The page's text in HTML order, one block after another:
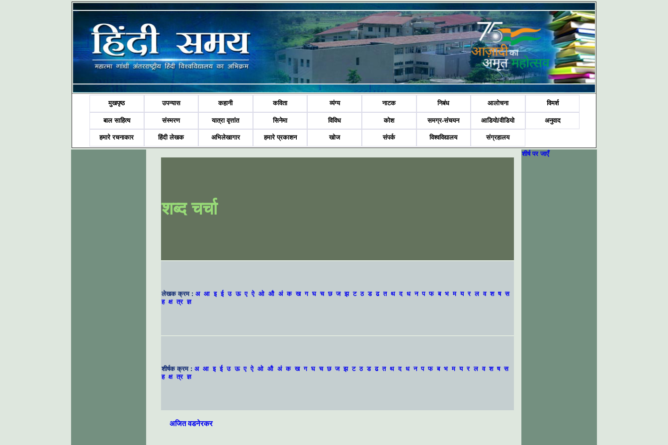
मुखपृष्ठ उपन्यास कहानी कविता व्यंग्य नाटक निबंध आलोचना विमर्श
बाल साहित्य संस्मरण यात्रा वृत्तांत सिनेमा विविध कोश समग्र-संचयन आडियो/वीडियो अनुवाद
हमारे रचनाकार हिंदी लेखक अभिलेखागार हमारे प्रकाशन खोज संपर्क विश्वविद्यालय संग्रहालय
शब्द चर्चा
लेखक क्रम : अ आ इ ई उ ऊ ए ऐ ओ औ अं क ख ग घ च छ ज झ ट ठ ड ढ त थ द ध न प फ ब भ म य र ल व श ष स
ह क्ष त्र ज्ञ
शीर्षक क्रम : अ आ इ ई उ ऊ ए ऐ ओ औ अं क ख ग घ च छ ज झ ट ठ ड ढ त थ द ध न प फ ब भ म य र ल व श ष स
ह क्ष त्र ज्ञ
अजित वडनेरकर
शीर्ष पर जाएँ